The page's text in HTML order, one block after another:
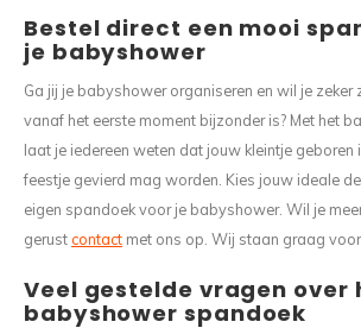
Bestel direct een mooi
je babyshower
Ga jij je babyshower organiseren en wil je zeker
vanaf het eerste moment bijzonder is? Met het
laat je iedereen weten dat jouw kleintje geboren
feestje gevierd mag worden. Kies jouw ideale
eigen spandoek voor je babyshower. Wil je
gerust contact met ons op. Wij staan graag voor
Veel gestelde vragen over
babyshower spandoek